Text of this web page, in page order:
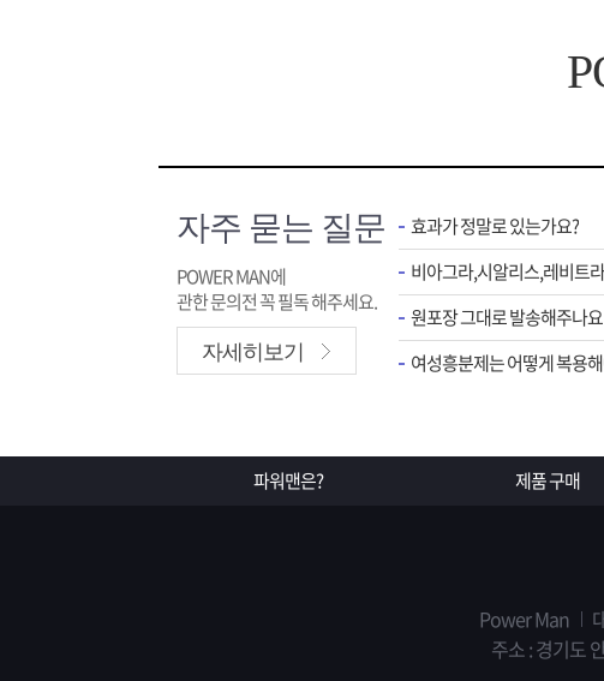
자주 묻는 질문
POWER MAN에
관한 문의전 꼭 필독 해주세요.
자세히보기
효과가 정말로 있는가요?
원포장 그대로 발송해주나
여성흥분제는 어떻게 복용
파워맨은? 제품 구매
Power Man
주소 : 경기도